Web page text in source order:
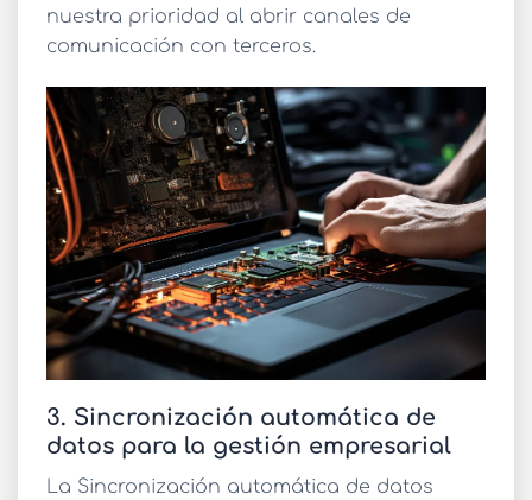
nuestra prioridad al abrir canales de
comunicación con terceros.
3. Sincronización automática de
datos para la gestión empresarial
La Sincronización automática de datos